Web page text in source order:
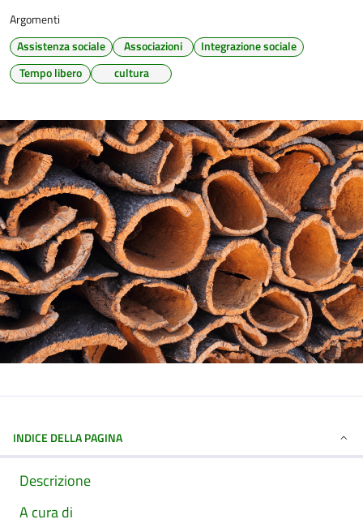
Argomenti
Assistenza sociale
Associazioni
Integrazione sociale
Tempo libero
cultura
INDICE DELLA PAGINA
Descrizione
A cura di